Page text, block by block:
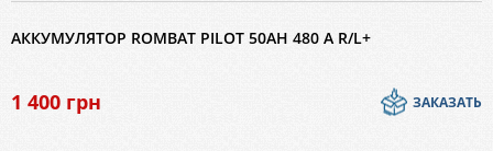
АККУМУЛЯТОР ROMBAT PILOT 50AH 480 A R/L+
1 400 грн ЗАКАЗАТЬ